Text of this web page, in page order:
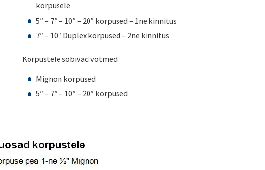
korpusele
5″ – 7″ – 10″ – 20″ korpused – 1ne kinnitus
7″ – 10″ Duplex korpused – 2ne kinnitus
Korpustele sobivad võtmed:
Mignon korpused
5″ – 7″ – 10″ – 20″ korpused